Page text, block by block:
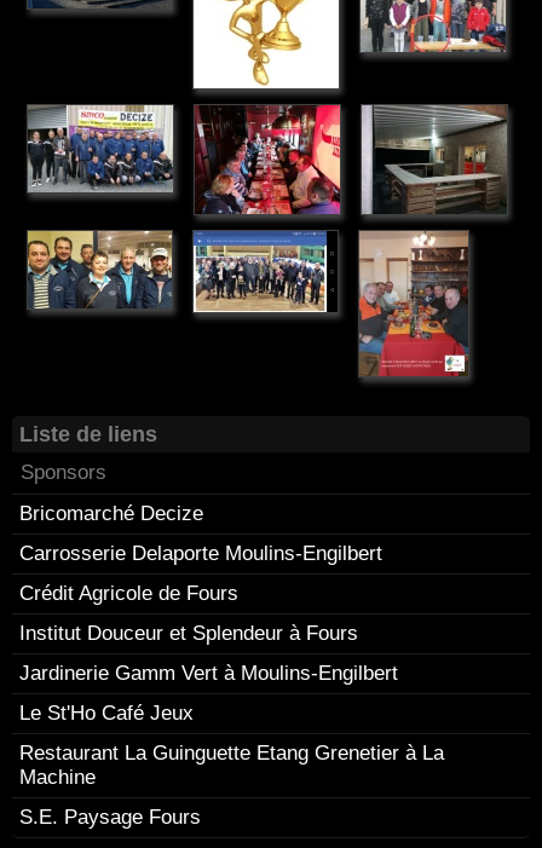
Liste de liens
Sponsors
Bricomarché Decize
Carrosserie Delaporte Moulins-Engilbert
Crédit Agricole de Fours
Institut Douceur et Splendeur à Fours
Jardinerie Gamm Vert à Moulins-Engilbert
Le St'Ho Café Jeux
Restaurant La Guinguette Etang Grenetier à La
Machine
S.E. Paysage Fours